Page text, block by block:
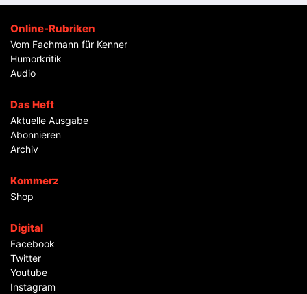
Online-Rubriken
Vom Fachmann für Kenner
Humorkritik
Audio
Das Heft
Aktuelle Ausgabe
Abonnieren
Archiv
Kommerz
Shop
Digital
Facebook
Twitter
Youtube
Instagram